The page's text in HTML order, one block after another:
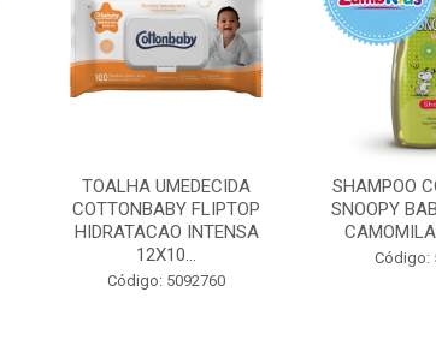
TOALHA UMEDECIDA
COTTONBABY FLIPTOP
HIDRATACAO INTENSA
12X10...
Código: 5092760
SHAMPOO
SNOOPY
Código: